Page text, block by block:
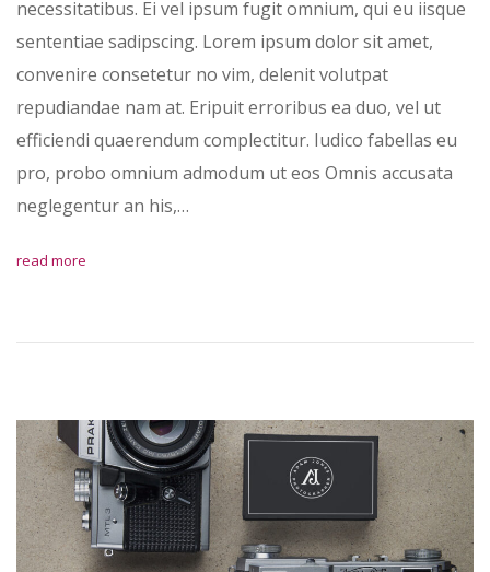
necessitatibus. Ei vel ipsum fugit omnium, qui eu iisque
sententiae sadipscing. Lorem ipsum dolor sit amet,
convenire consetetur no vim, delenit volutpat
repudiandae nam at. Eripuit erroribus ea duo, vel ut
efficiendi quaerendum complectitur. Iudico fabellas eu
pro, probo omnium admodum ut eos Omnis accusata
neglegentur an his,…
read more